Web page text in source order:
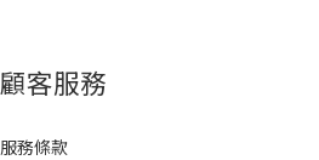
顧客服務
服務條款